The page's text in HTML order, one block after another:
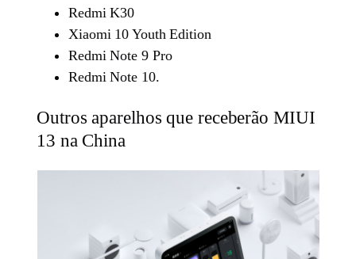
Redmi K30
Xiaomi 10 Youth Edition
Redmi Note 9 Pro
Redmi Note 10.
Outros aparelhos que receberão MIUI
13 na China